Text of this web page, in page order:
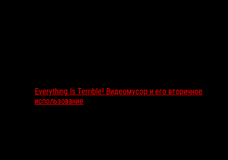
Everything Is Terrible! Видеомусор и его вторичное
использование